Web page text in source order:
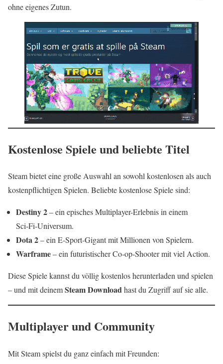
ohne eigenes Zutun.
Kostenlose Spiele und beliebte Titel
Steam bietet eine große Auswahl an sowohl kostenlosen als auch
kostenpflichtigen Spielen. Beliebte kostenlose Spiele sind:
Destiny 2– ein episches Multiplayer-Erlebnis in einem
Sci‑Fi‑Universum.
Dota 2– ein E‑Sport‑Gigant mit Millionen von Spielern.
Warframe– ein futuristischer Co‑op‑Shooter mit viel Action.
Diese Spiele kannst du völlig kostenlos herunterladen und spielen
– und mit deinemSteam Downloadhast du Zugriff auf sie alle.
Multiplayer und Community
Mit Steam spielst du ganz einfach mit Freunden: